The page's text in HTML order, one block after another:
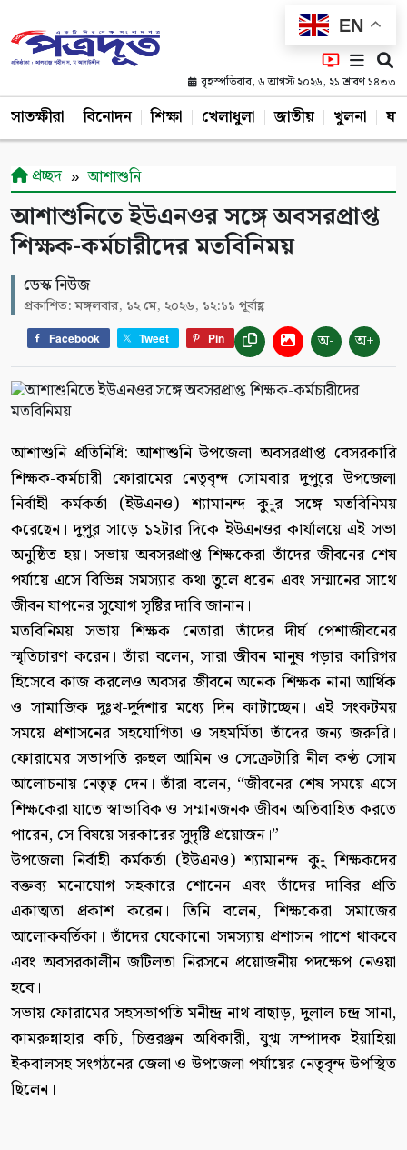
EN
বৃহস্পতিবার, ৬ আগস্ট ২০২৬, ২১ শ্রাবণ ১৪৩৩
সাতক্ষীরা বিনোদন শিক্ষা খেলাধুলা জাতীয় খুলনা
প্রচ্ছদ আশাশুনি
আশাশুনিতে ইউএনওর সঙ্গে অবসরপ্রাপ্ত
শিক্ষক-কর্মচারীদের মতবিনিময়
ডেস্ক নিউজ
প্রকাশিত: মঙ্গলবার, ১২ মে, ২০২৬, ১২:১১ পূর্বাহ্ণ
Facebook Tweet Pin অ- অ+
আশাশুনি প্রতিনিধি: আশাশুনি উপজেলা অবসরপ্রাপ্ত বেসরকারি
শিক্ষক-কর্মচারী ফোরামের নেতৃবৃন্দ সোমবার দুপুরে উপজেলা
নির্বাহী কর্মকর্তা (ইউএনও) শ্যামানন্দ কু-ুর সঙ্গে মতবিনিময়
করেছেন। দুপুর সাড়ে ১২টার দিকে ইউএনওর কার্যালয়ে এই সভা
অনুষ্ঠিত হয়। সভায় অবসরপ্রাপ্ত শিক্ষকেরা তাঁদের জীবনের শেষ
পর্যায়ে এসে বিভিন্ন সমস্যার কথা তুলে ধরেন এবং সম্মানের সাথে
জীবন যাপনের সুযোগ সৃষ্টির দাবি জানান।
মতবিনিময় সভায় শিক্ষক নেতারা তাঁদের দীর্ঘ পেশাজীবনের
স্মৃতিচারণ করেন। তাঁরা বলেন, সারা জীবন মানুষ গড়ার কারিগর
হিসেবে কাজ করলেও অবসর জীবনে অনেক শিক্ষক নানা আর্থিক
ও সামাজিক দুঃখ-দুর্দশার মধ্যে দিন কাটাচ্ছেন। এই সংকটময়
সময়ে প্রশাসনের সহযোগিতা ও সহমর্মিতা তাঁদের জন্য জরুরি।
ফোরামের সভাপতি রুহুল আমিন ও সেক্রেটারি নীল কণ্ঠ সোম
আলোচনায় নেতৃত্ব দেন। তাঁরা বলেন, “জীবনের শেষ সময়ে এসে
শিক্ষকেরা যাতে স্বাভাবিক ও সম্মানজনক জীবন অতিবাহিত করতে
পারেন, সে বিষয়ে সরকারের সুদৃষ্টি প্রয়োজন।”
উপজেলা নির্বাহী কর্মকর্তা (ইউএনও) শ্যামানন্দ কু-ু শিক্ষকদের
বক্তব্য মনোযোগ সহকারে শোনেন এবং তাঁদের দাবির প্রতি
একাত্মতা প্রকাশ করেন। তিনি বলেন, শিক্ষকেরা সমাজের
আলোকবর্তিকা। তাঁদের যেকোনো সমস্যায় প্রশাসন পাশে থাকবে
এবং অবসরকালীন জটিলতা নিরসনে প্রয়োজনীয় পদক্ষেপ নেওয়া
হবে।
সভায় ফোরামের সহসভাপতি মনীন্দ্র নাথ বাছাড়, দুলাল চন্দ্র সানা,
কামরুন্নাহার কচি, চিত্তরঞ্জন অধিকারী, যুগ্ম সম্পাদক ইয়াহিয়া
ইকবালসহ সংগঠনের জেলা ও উপজেলা পর্যায়ের নেতৃবৃন্দ উপস্থিত
ছিলেন।